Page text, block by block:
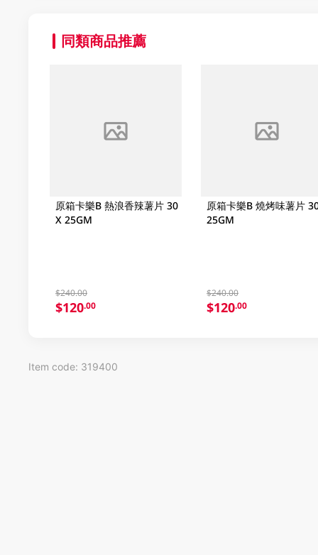
同類商品推薦
原箱卡樂B 熱浪香辣薯片 30
X 25GM
$240.00
$120.00
原箱卡樂B 燒烤味薯片
25GM
$240.00
$120.00
Item code: 319400